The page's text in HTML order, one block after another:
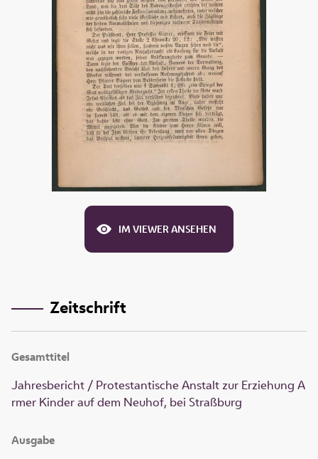
IM VIEWER ANSEHEN
Zeitschrift
Gesamttitel
Jahresbericht / Protestantische Anstalt zur Erziehung A
rmer Kinder auf dem Neuhof, bei Straßburg
Ausgabe